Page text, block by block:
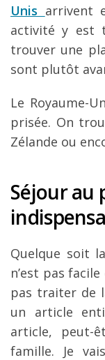
Unis arrivent
activité y est
trouver une
sont plutôt
Le Royaume-
prisée. On
Zélande ou
Séjour au
Quelque soit
n’est pas
pas traiter de
un article
article, peut-
famille. Je